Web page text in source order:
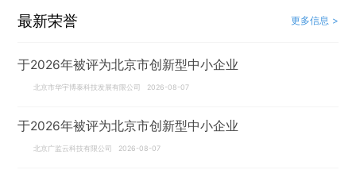
最新荣誉 更多信息 >
于2026年被评为北京市创新型中小企业
北京市华宇博泰科技发展有限公司 2026-08-07
于2026年被评为北京市创新型中小企业
北京广监云科技有限公司 2026-08-07